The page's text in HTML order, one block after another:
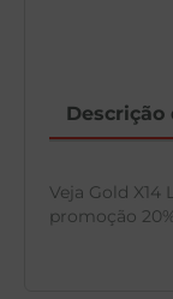
Descrição
Veja Gold
promoção